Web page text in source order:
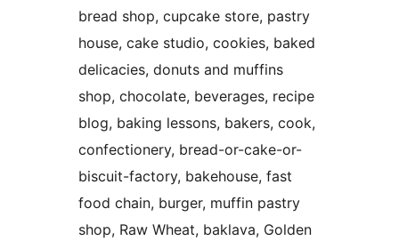
bread shop, cupcake store, pastry
house, cake studio, cookies, baked
delicacies, donuts and muffins
shop, chocolate, beverages, recipe
blog, baking lessons, bakers, cook,
confectionery, bread-or-cake-or-
biscuit-factory, bakehouse, fast
food chain, burger, muffin pastry
shop, Raw Wheat, baklava, Golden